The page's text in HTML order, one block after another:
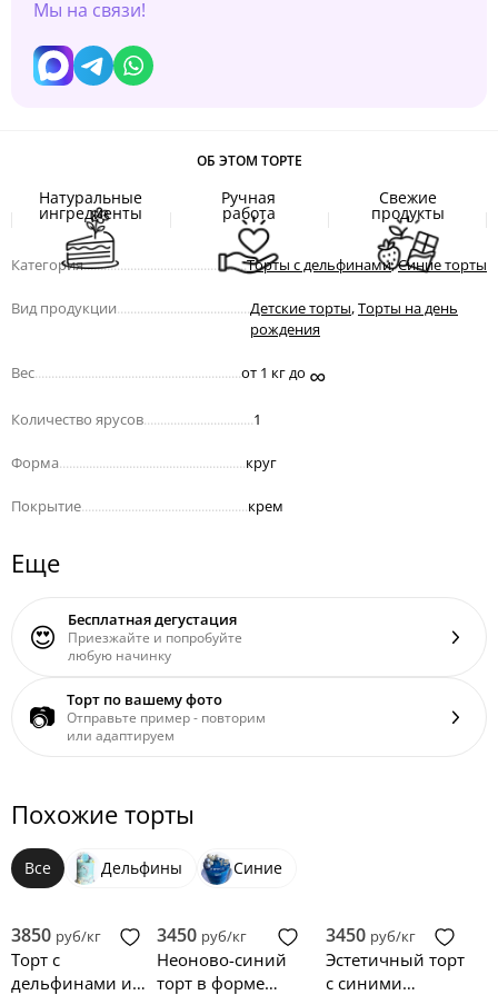
Мы на связи!
ОБ ЭТОМ ТОРТЕ
Натуральные
ингредиенты
Ручная
работа
Свежие
продукты
Категория.................................................Торты с дельфинами,Синие торты
Вид продукции Детские торты,Торты на день
рождения
Вес от 1 кг до ∞
Количество ярусов 1
Форма круг
Покрытие крем
Еще
😍 Бесплатная дегустация
Приезжайте и попробуйте
любую начинку
📷 Торт по вашему фото
Отправьте пример - повторим
или адаптируем
Похожие торты
Все Дельфины Синие
3850 руб/кг
Торт с
дельфинами и
3450 руб/кг
Неоново-синий
торт в форме
3450 руб/кг
Эстетичный торт
с синими